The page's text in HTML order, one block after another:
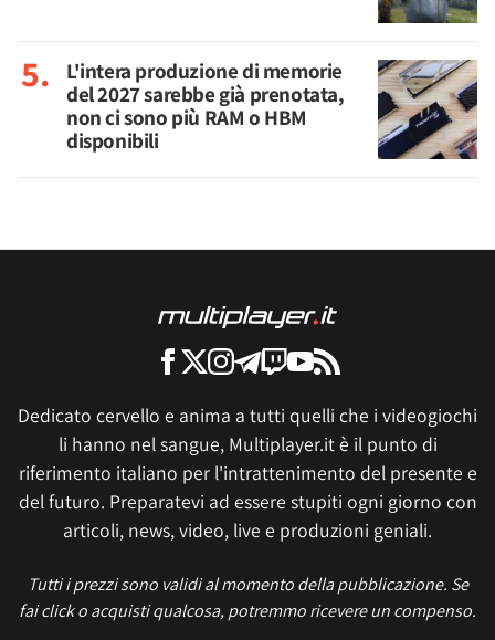
L'intera produzione di memorie
del 2027 sarebbe già prenotata,
non ci sono più RAM o HBM
disponibili
Dedicato cervello e anima a tutti quelli che i videogiochi
li hanno nel sangue, Multiplayer.it è il punto di
riferimento italiano per l'intrattenimento del presente e
del futuro. Preparatevi ad essere stupiti ogni giorno con
articoli, news, video, live e produzioni geniali.
Tutti i prezzi sono validi al momento della pubblicazione. Se
fai click o acquisti qualcosa, potremmo ricevere un compenso.